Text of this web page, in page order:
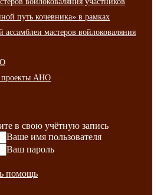
путь кочевника» в рамках
мастеров войлоковаляния
проекты АНО
в свою учётную запись
Ваше имя пользователя
Ваш пароль
помощь